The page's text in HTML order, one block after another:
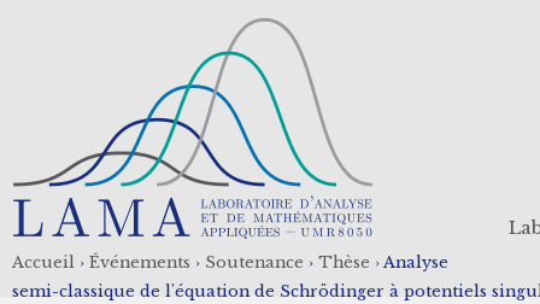
Fil
Accueil › Événements › Soutenance › Thèse › Analyse
semi-classique de l'équation de Schrödinger à potentiels